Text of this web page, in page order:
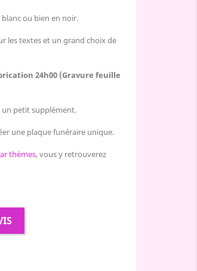
ou bien en noir.
les textes et un grand choix de
24h00 (Gravure feuille
un petit supplément.
une plaque funéraire unique.
thèmes, vous y retrouverez